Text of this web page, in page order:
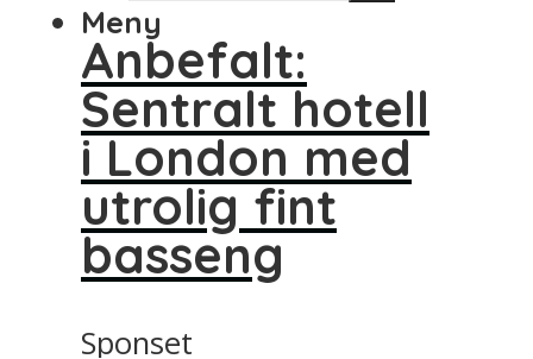
Meny
Anbefalt:
Sentralt hotell
i London med
utrolig fint
basseng
Sponset